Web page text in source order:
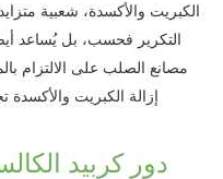
الكبريت والأكسدة، شعبية
التكرير فحسب، بل يُساعد
مصانع الصلب على الالتزام
إزالة الكبريت